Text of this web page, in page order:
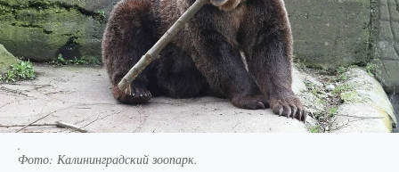
.
Фото: Калининградский зоопарк.